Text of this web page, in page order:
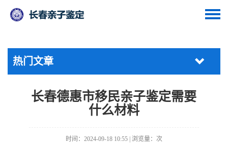
热门文章
长春德惠市移民亲子鉴定需要
什么材料
时间：2024-09-18 10:55 | 浏览量： 次